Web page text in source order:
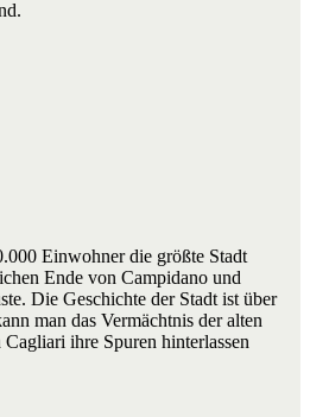
Einwohner die größte Stadt
Ende von Campidano und
Die Geschichte der Stadt ist über
man das Vermächtnis der alten
ihre Spuren hinterlassen